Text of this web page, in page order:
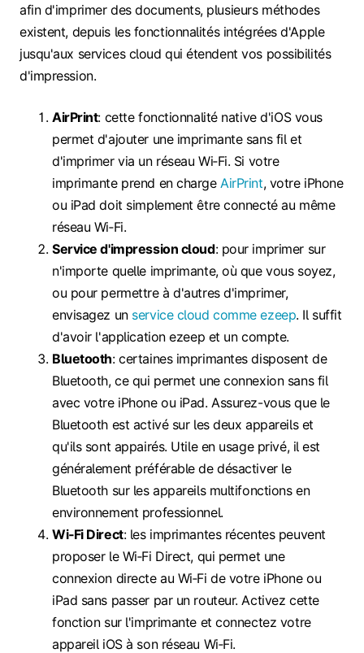
afin d'imprimer des documents, plusieurs méthodes
existent, depuis les fonctionnalités intégrées d'Apple
jusqu'aux services cloud qui étendent vos possibilités
d'impression.
AirPrint: cette fonctionnalité native d'iOS vous
permet d'ajouter une imprimante sans fil et
d'imprimer via un réseau Wi‑Fi. Si votre
imprimante prend en charge AirPrint, votre iPhone
ou iPad doit simplement être connecté au même
réseau Wi‑Fi.
Service d'impression cloud: pour imprimer sur
n'importe quelle imprimante, où que vous soyez,
ou pour permettre à d'autres d'imprimer,
envisagez un service cloud comme ezeep. Il suffit
d'avoir l'application ezeep et un compte.
Bluetooth: certaines imprimantes disposent de
Bluetooth, ce qui permet une connexion sans fil
avec votre iPhone ou iPad. Assurez-vous que le
Bluetooth est activé sur les deux appareils et
qu'ils sont appairés. Utile en usage privé, il est
généralement préférable de désactiver le
Bluetooth sur les appareils multifonctions en
environnement professionnel.
Wi‑Fi Direct: les imprimantes récentes peuvent
proposer le Wi‑Fi Direct, qui permet une
connexion directe au Wi‑Fi de votre iPhone ou
iPad sans passer par un routeur. Activez cette
fonction sur l'imprimante et connectez votre
appareil iOS à son réseau Wi‑Fi.